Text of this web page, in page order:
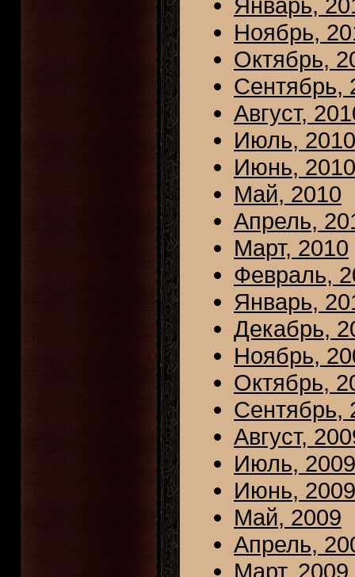
Ноябрь,
Октябрь,
Сентябрь,
Август,
Июль, 2010
Июнь, 2010
Май, 2010
Апрель,
Март, 2010
Февраль,
Январь,
Декабрь,
Ноябрь,
Октябрь,
Сентябрь,
Август,
Июль, 2009
Июнь, 2009
Май, 2009
Апрель,
Март, 2009